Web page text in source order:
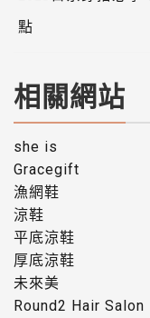
點
相關網站
she is
Gracegift
漁網鞋
涼鞋
平底涼鞋
厚底涼鞋
未來美
Round2 Hair Salon